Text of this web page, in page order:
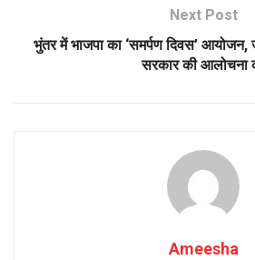
Next Post
भुंतर में भाजपा का ‘समर्पण दिवस’
सरकार की आलोचना
Ameesha